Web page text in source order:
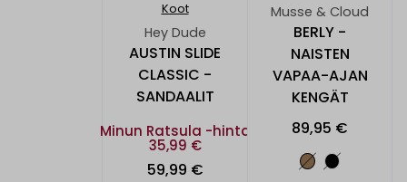
Koot
Hey Dude
AUSTIN SLIDE
CLASSIC -
SANDAALIT
Minun Ratsula -hinta
35,99 €
59,99 €
Musse & Cloud
BERLY -
NAISTEN
VAPAA-AJAN
KENGÄT
89,95 €